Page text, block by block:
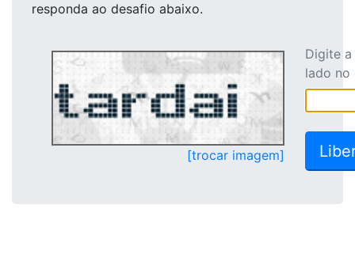
responda ao desafio abaixo.
[trocar imagem]
Digite
lado no